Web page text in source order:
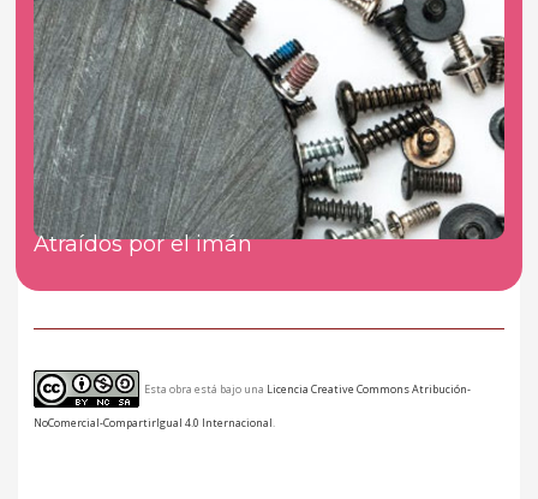
Atraídos por el imán
Esta obra está bajo una Licencia Creative Commons Atribución-
NoComercial-CompartirIgual 4.0 Internacional.